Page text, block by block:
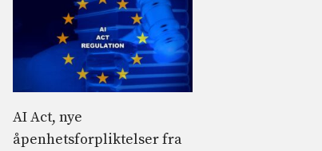
AI Act, nye
åpenhetsforpliktelser fra